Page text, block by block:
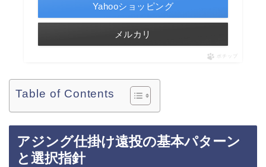
Yahooショッピング
メルカリ
ポチップ
Table of Contents
アジング仕掛け遠投の基本パターン
と選択指針